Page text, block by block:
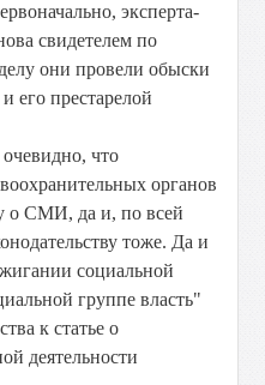
эксперта-
свидетелем по
они провели обыски
его престарелой
что
органов
о СМИ, да и, по всей
тоже. Да и
социальной
группе власть"
к статье о
деятельности